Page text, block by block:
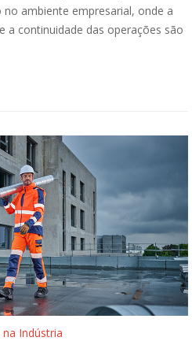
ambiente empresarial, onde a
a continuidade das operações são
Indústria